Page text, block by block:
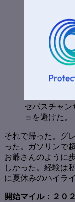
セバスチャ
ョを避けた。
それで帰った。グ
った。ガソリンで
お爺さんのように
しかった。経験は
に夏休みのハイラ
開始マイル：２０